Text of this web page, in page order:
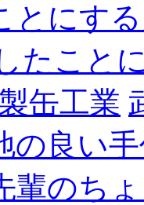
とにす
たこと
缶工業
の良い
輩のち